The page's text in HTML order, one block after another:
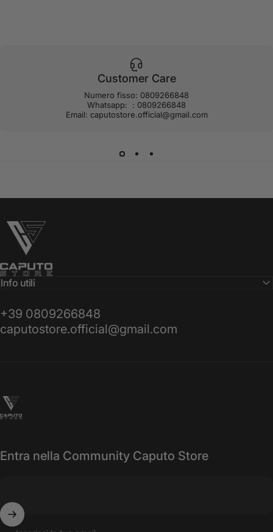
Customer Care
Numero fisso: 0809266848
Whatsapp: : 0809266848
Email: caputostore.official@gmail.com
Caputo Store
Info utili
+39 0809266848
caputostore.official@gmail.com
Caputo Store
Entra nella Community Caputo Store